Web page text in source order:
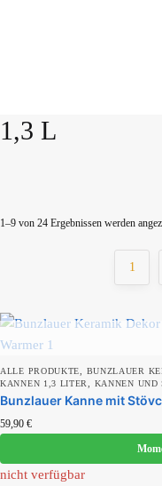
1,3 L
Produktkategorien
Produkt
Produkt
1–9 von 24 Ergebnissen werden
1
ALLE PRODUKTE BUNZLAUER
KANNEN 1,3 LITER KANNEN UND
Bunzlauer Kanne mit
59,90 €
nicht verfügbar